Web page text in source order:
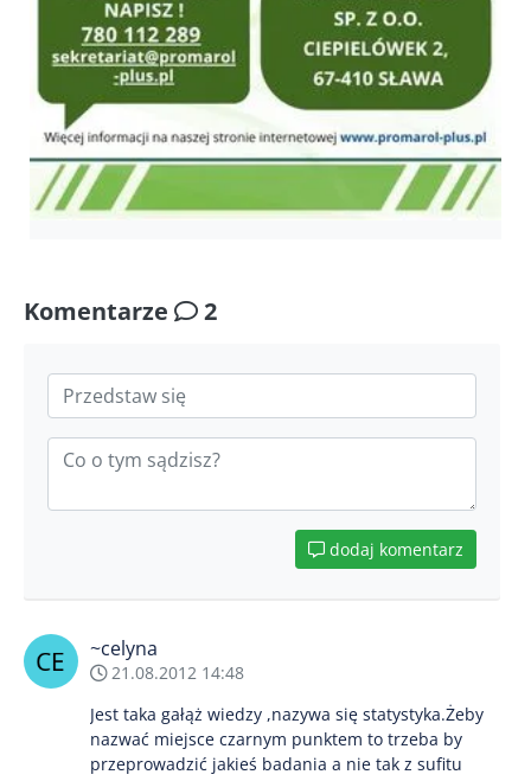
Komentarze 2
dodaj komentarz
~celyna
21.08.2012 14:48
Jest taka gałąż wiedzy ,nazywa się statystyka.Żeby
nazwać miejsce czarnym punktem to trzeba by
przeprowadzić jakieś badania a nie tak z sufitu